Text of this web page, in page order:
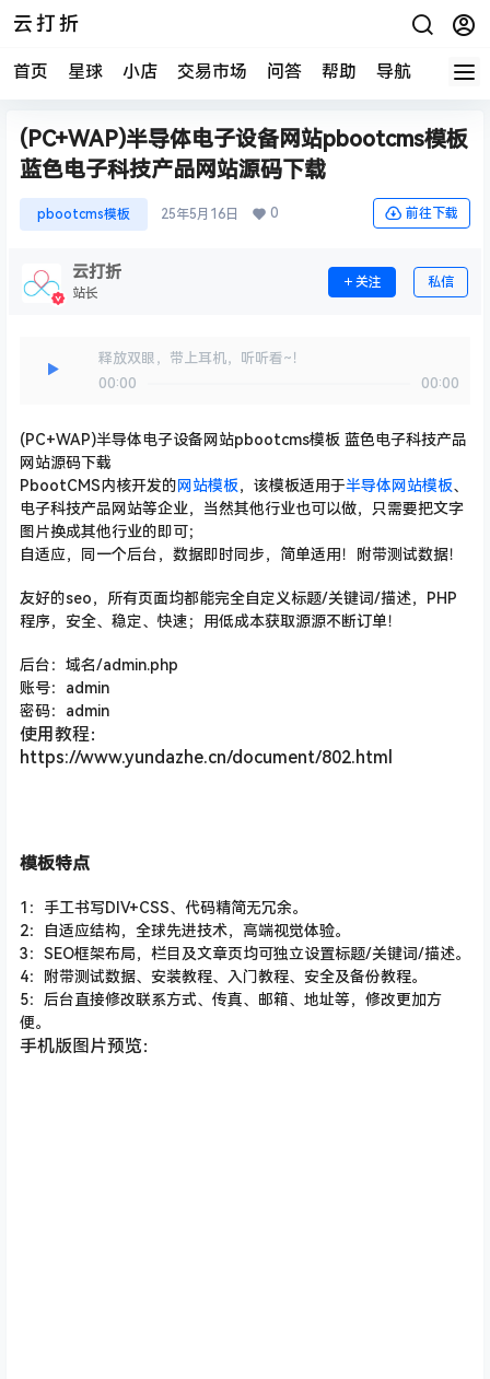
云打折
首页 星球 小店 交易市场 问答 帮助 导航 快报
(PC+WAP)半导体电子设备网站pbootcms模板
蓝色电子科技产品网站源码下载
pbootcms模板 25年5月16日 0 前往下载
云打折
站长
关注 私信
释放双眼，带上耳机，听听看~！
00:00
00:00
(PC+WAP)半导体电子设备网站pbootcms模板 蓝色电子科技产品
网站源码下载
PbootCMS内核开发的网站模板，该模板适用于半导体网站模板、
电子科技产品网站等企业，当然其他行业也可以做，只需要把文字
图片换成其他行业的即可；
自适应，同一个后台，数据即时同步，简单适用！附带测试数据！
友好的seo，所有页面均都能完全自定义标题/关键词/描述，PHP
程序，安全、稳定、快速；用低成本获取源源不断订单！
后台：域名/admin.php
账号：admin
密码：admin
使用教程：
https://www.yundazhe.cn/document/802.html
模板特点
1：手工书写DIV+CSS、代码精简无冗余。
2：自适应结构，全球先进技术，高端视觉体验。
3：SEO框架布局，栏目及文章页均可独立设置标题/关键词/描述。
4：附带测试数据、安装教程、入门教程、安全及备份教程。
5：后台直接修改联系方式、传真、邮箱、地址等，修改更加方
便。
手机版图片预览：